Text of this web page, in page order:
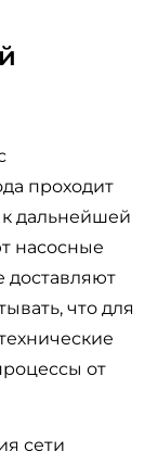
проходит
дальнейшей
насосные
доставляют
что для
от
сети